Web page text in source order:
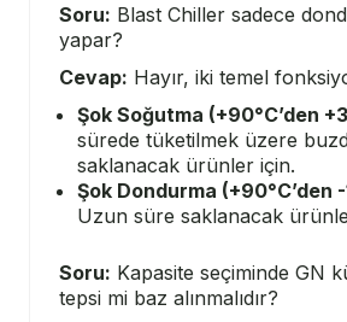
Soru: Blast Chiller sadece
yapar?
Cevap: Hayır, iki temel
Şok Soğutma (+90°C’den
sürede tüketilmek üzere
saklanacak ürünler için.
Şok Dondurma (+90°C’den -
Uzun süre saklanacak
Soru: Kapasite seçiminde GN
tepsi mi baz alınmalıdır?